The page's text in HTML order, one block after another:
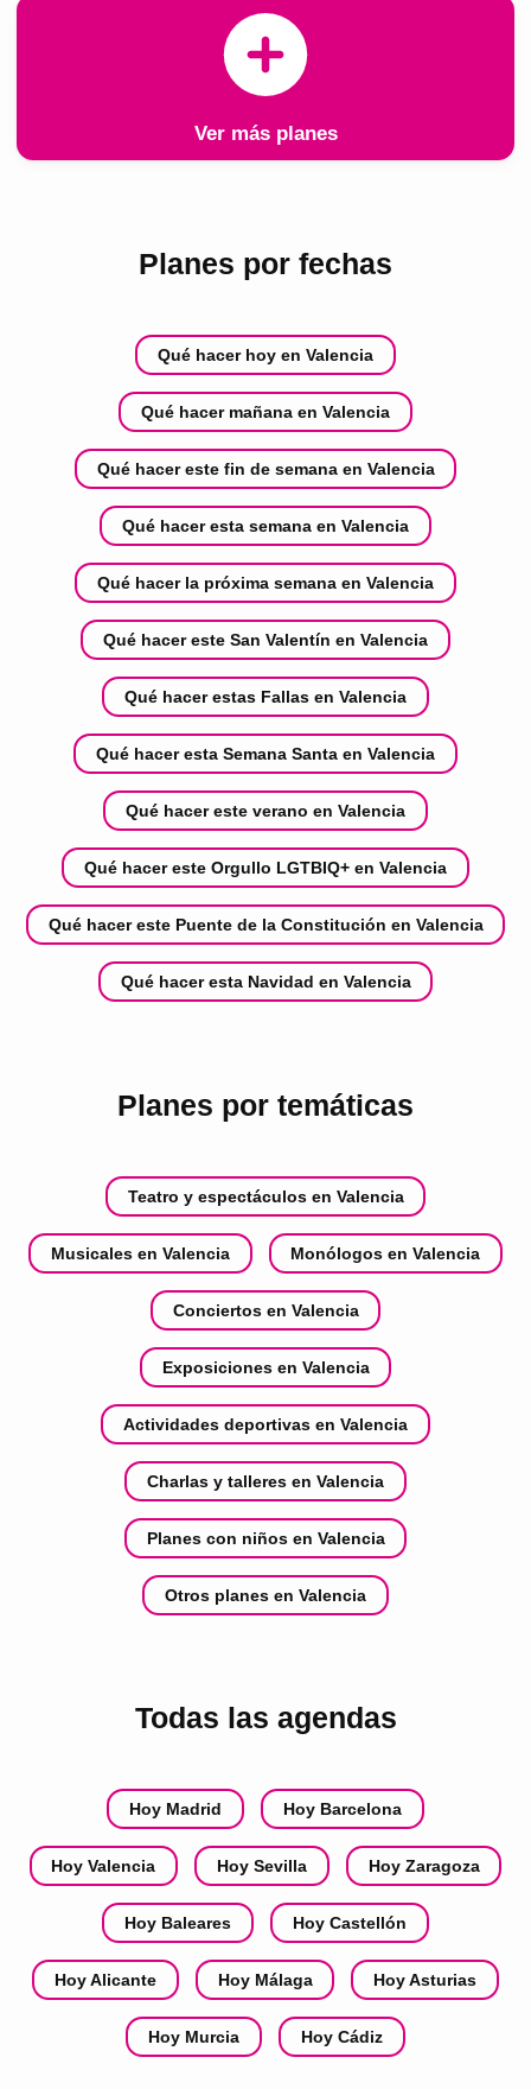
Ver más planes
Planes por fechas
Qué hacer hoy en Valencia
Qué hacer mañana en Valencia
Qué hacer este fin de semana en Valencia
Qué hacer esta semana en Valencia
Qué hacer la próxima semana en Valencia
Qué hacer este San Valentín en Valencia
Qué hacer estas Fallas en Valencia
Qué hacer esta Semana Santa en Valencia
Qué hacer este verano en Valencia
Qué hacer este Orgullo LGTBIQ+ en Valencia
Qué hacer este Puente de la Constitución en Valencia
Qué hacer esta Navidad en Valencia
Planes por temáticas
Teatro y espectáculos en Valencia
Musicales en Valencia Monólogos en Valencia
Conciertos en Valencia
Exposiciones en Valencia
Actividades deportivas en Valencia
Charlas y talleres en Valencia
Planes con niños en Valencia
Otros planes en Valencia
Todas las agendas
Hoy Madrid Hoy Barcelona
Hoy Valencia Hoy Sevilla Hoy Zaragoza
Hoy Baleares Hoy Castellón
Hoy Alicante Hoy Málaga Hoy Asturias
Hoy Murcia Hoy Cádiz